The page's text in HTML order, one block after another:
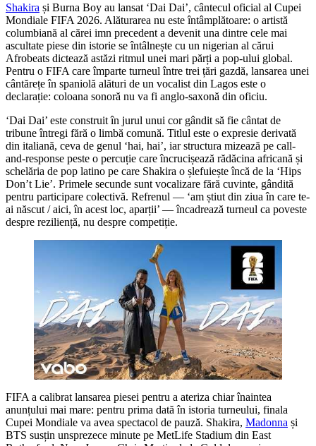
Shakira și Burna Boy au lansat ‘Dai Dai’, cântecul oficial al Cupei
Mondiale FIFA 2026. Alăturarea nu este întâmplătoare: o artistă
columbiană al cărei imn precedent a devenit una dintre cele mai
ascultate piese din istorie se întâlnește cu un nigerian al cărui
Afrobeats dictează astăzi ritmul unei mari părți a pop-ului global.
Pentru o FIFA care împarte turneul între trei țări gazdă, lansarea unei
cântărețe în spaniolă alături de un vocalist din Lagos este o
declarație: coloana sonoră nu va fi anglo-saxonă din oficiu.
‘Dai Dai’ este construit în jurul unui cor gândit să fie cântat de
tribune întregi fără o limbă comună. Titlul este o expresie derivată
din italiană, ceva de genul ‘hai, hai’, iar structura mizează pe call-
and-response peste o percuție care încrucișează rădăcina africană și
schelăria de pop latino pe care Shakira o șlefuiește încă de la ‘Hips
Don’t Lie’. Primele secunde sunt vocalizare fără cuvinte, gândită
pentru participare colectivă. Refrenul — ‘am știut din ziua în care te-
ai născut / aici, în acest loc, aparții’ — încadrează turneul ca poveste
despre reziliență, nu despre competiție.
FIFA a calibrat lansarea piesei pentru a ateriza chiar înaintea
anunțului mai mare: pentru prima dată în istoria turneului, finala
Cupei Mondiale va avea spectacol de pauză. Shakira, Madonna și
BTS susțin unsprezece minute pe MetLife Stadium din East